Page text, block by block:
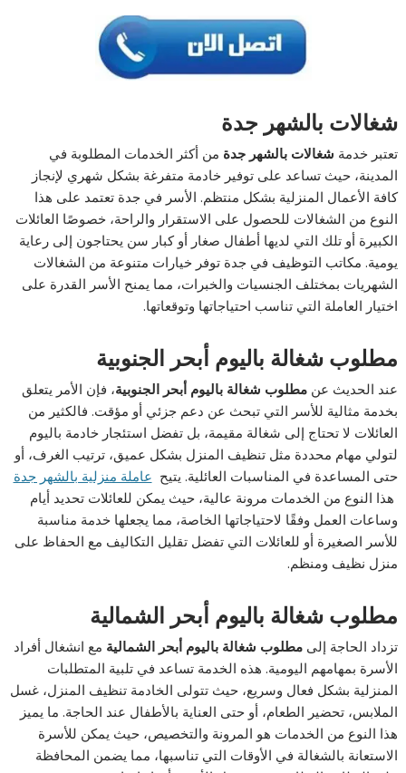
شغالات بالشهر جدة
تعتبر خدمة شغالات بالشهر جدة من أكثر الخدمات المطلوبة في
المدينة، حيث تساعد على توفير خادمة متفرغة بشكل شهري لإنجاز
كافة الأعمال المنزلية بشكل منتظم. الأسر في جدة تعتمد على هذا
النوع من الشغالات للحصول على الاستقرار والراحة، خصوصًا العائلات
الكبيرة أو تلك التي لديها أطفال صغار أو كبار سن يحتاجون إلى رعاية
يومية. مكاتب التوظيف في جدة توفر خيارات متنوعة من الشغالات
الشهريات بمختلف الجنسيات والخبرات، مما يمنح الأسر القدرة على
اختيار العاملة التي تناسب احتياجاتها وتوقعاتها.
مطلوب شغالة باليوم أبحر الجنوبية
عند الحديث عنمطلوب شغالة باليوم أبحر الجنوبية، فإن الأمر يتعلق
بخدمة مثالية للأسر التي تبحث عن دعم جزئي أو مؤقت. فالكثير من
العائلات لا تحتاج إلى شغالة مقيمة، بل تفضل استئجار خادمة باليوم
لتولي مهام محددة مثل تنظيف المنزل بشكل عميق، ترتيب الغرف، أو
حتى المساعدة في المناسبات العائلية. يتيح عاملة منزلية بالشهر جدة
هذا النوع من الخدمات مرونة عالية، حيث يمكن للعائلات تحديد أيام
وساعات العمل وفقًا لاحتياجاتها الخاصة، مما يجعلها خدمة مناسبة
للأسر الصغيرة أو للعائلات التي تفضل تقليل التكاليف مع الحفاظ على
منزل نظيف ومنظم.
مطلوب شغالة باليوم أبحر الشمالية
تزداد الحاجة إلىمطلوب شغالة باليوم أبحر الشمالية مع انشغال أفراد
الأسرة بمهامهم اليومية. هذه الخدمة تساعد في تلبية المتطلبات
المنزلية بشكل فعال وسريع، حيث تتولى الخادمة تنظيف المنزل، غسل
الملابس، تحضير الطعام، أو حتى العناية بالأطفال عند الحاجة. ما يميز
هذا النوع من الخدمات هو المرونة والتخصيص، حيث يمكن للأسرة
الاستعانة بالشغالة في الأوقات التي تناسبها، مما يضمن المحافظة